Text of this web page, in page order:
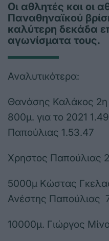
Οι αθλητές και οι
Παναθηναϊκού
καλύτερη δεκάδα
αγωνίσματα τους.
Αναλυτικότερα:
Θανάσης Καλάκος 2η
800μ. για το 2021
Παπούλιας 1.53.47
Χρηστος Παπούλιας
5000μ Κώστας
Ανέστης Παπούλιας
10000μ. Γιώργος